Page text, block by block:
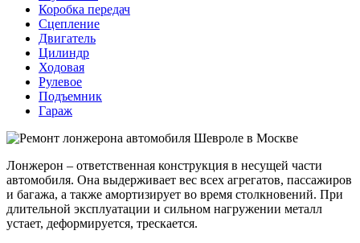
Коробка передач
Сцепление
Двигатель
Цилиндр
Ходовая
Рулевое
Подъемник
Гараж
Лонжерон – ответственная конструкция в несущей части
автомобиля. Она выдерживает вес всех агрегатов, пассажиров
и багажа, а также амортизирует во время столкновений. При
длительной эксплуатации и сильном нагружении металл
устает, деформируется, трескается.